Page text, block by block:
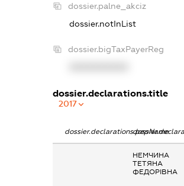
dossier.palne_akciz
dossier.notInList
dossier.bigTaxPayerReg
dossier.declarations.title
2017
dossier.declarations.pepName
НЕМЧИНА
ТЕТЯНА
ФЕДОРІВНА